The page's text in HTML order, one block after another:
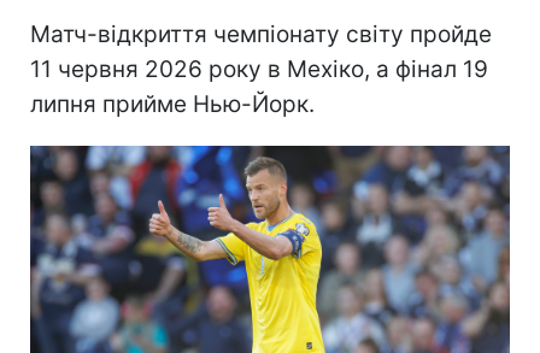
Матч-відкриття чемпіонату світу пройде
11 червня 2026 року в Мехіко, а фінал 19
липня прийме Нью-Йорк.